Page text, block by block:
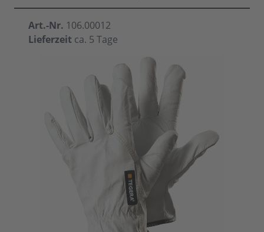
Art.-Nr. 106.00012
Lieferzeit ca. 5 Tage